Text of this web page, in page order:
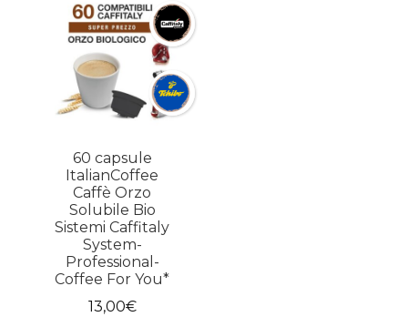
60 capsule
ItalianCoffee
Caffè Orzo
Solubile Bio
Sistemi Caffitaly
System-
Professional-
Coffee For You*
13,00€